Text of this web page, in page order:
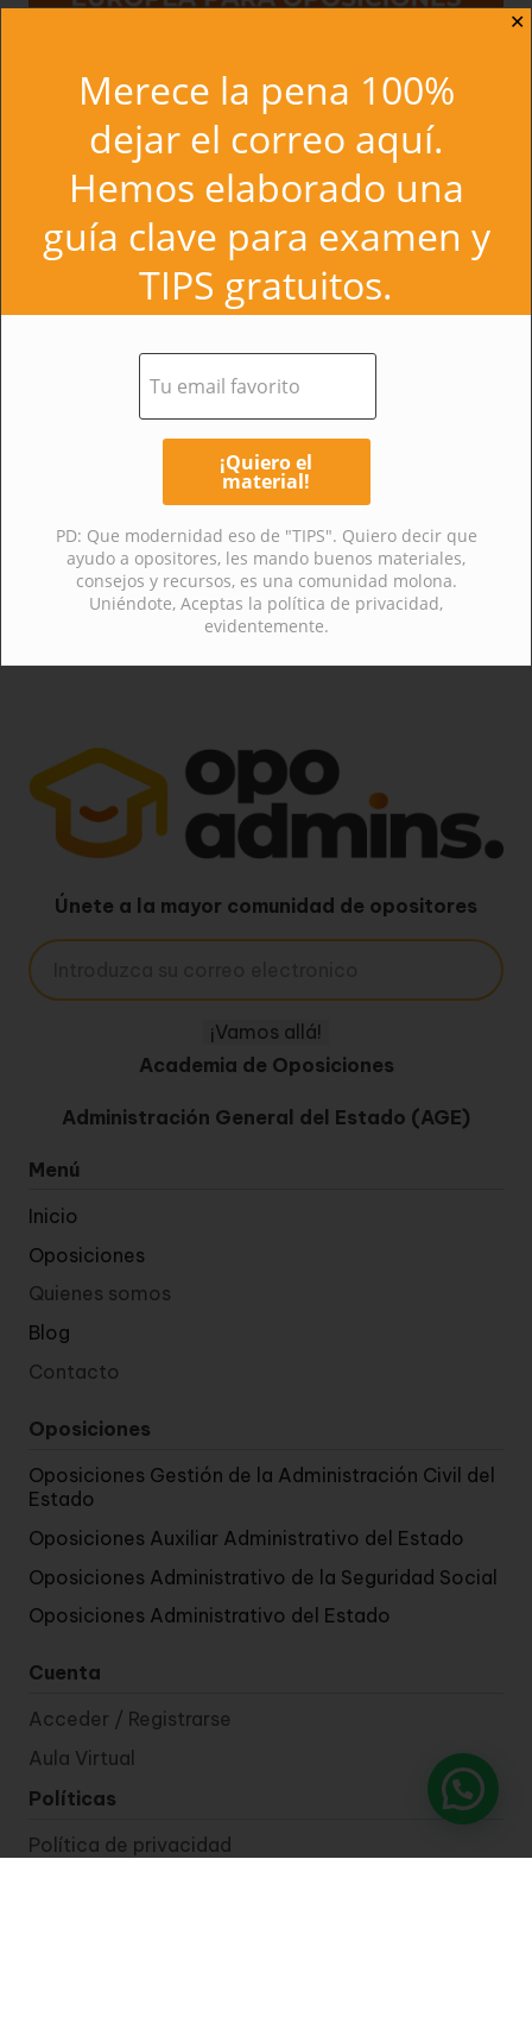
Instituciones de la Unión Europea para
Únete a la mayor comunidad de opositores
Academia de Oposiciones
Administración General del Estado (AGE)
Menú
Inicio
Oposiciones
Quienes somos
Blog
Contacto
Oposiciones
Oposiciones Gestión de la Administración Civil del
Estado
Oposiciones Auxiliar Administrativo del Estado
Oposiciones Administrativo de la Seguridad Social
Oposiciones Administrativo del Estado
Cuenta
Acceder / Registrarse
Aula Virtual
Políticas
Política de privacidad
✕
Merece la pena 100%
dejar el correo aquí.
Hemos elaborado una
guía clave para examen y
TIPS gratuitos.
PD: Que modernidad eso de "TIPS". Quiero decir que
ayudo a opositores, les mando buenos materiales,
consejos y recursos, es una comunidad molona.
Uniéndote, Aceptas la política de privacidad,
evidentemente.